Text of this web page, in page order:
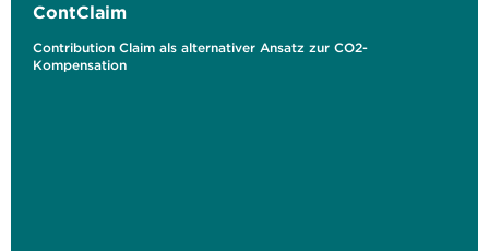
ContClaim
Contribution Claim als alternativer Ansatz zur CO2-
Kompensation